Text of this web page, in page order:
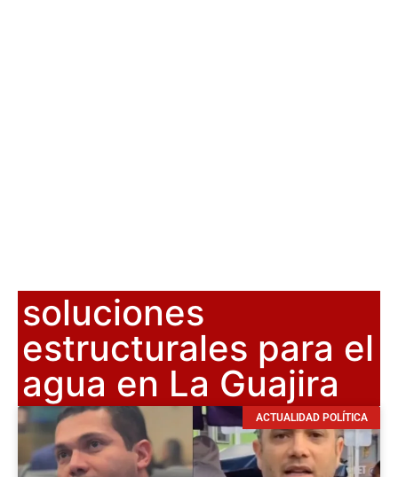
soluciones
estructurales para el
agua en La Guajira
ACTUALIDAD POLÍTICA